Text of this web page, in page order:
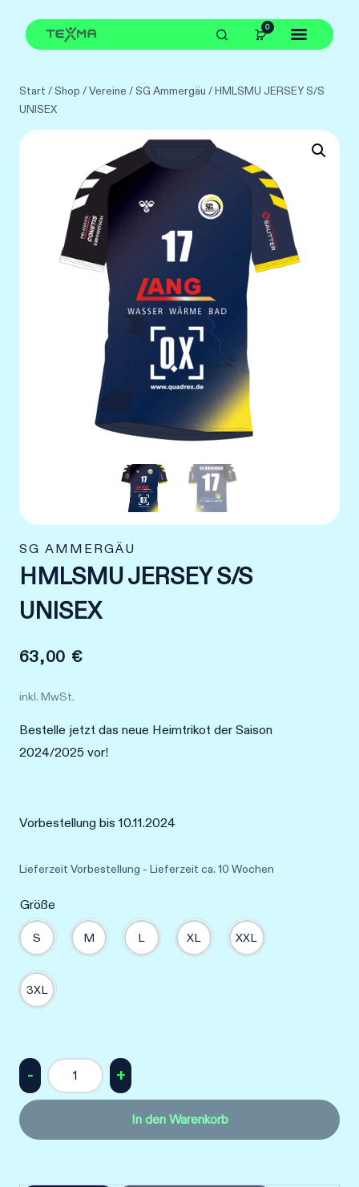
Inhalt
springen
0
Start /Shop /Vereine /SG Ammergäu /HMLSMU JERSEY S/S
UNISEX
SG AMMERGÄU
HMLSMU JERSEY S/S
UNISEX
63,00 €
inkl. MwSt.
Bestelle jetzt das neue Heimtrikot der Saison
2024/2025 vor!
Vorbestellung bis 10.11.2024
Lieferzeit Vorbestellung - Lieferzeit ca. 10 Wochen
Größe
S M L XL XXL
3XL
HMLSMU
JERSEY
S/S
In den Warenkorb